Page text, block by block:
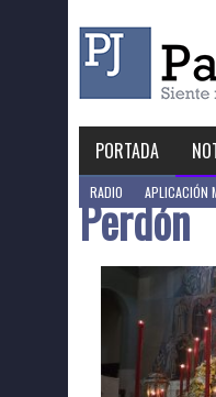
PORTADA
RADIO APLICACIÓN
Perdón